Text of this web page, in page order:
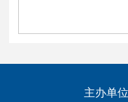
主办单